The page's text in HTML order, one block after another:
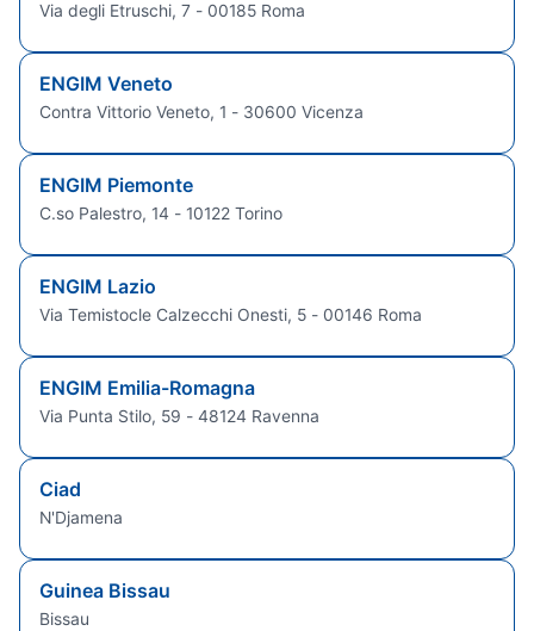
Via degli Etruschi, 7 - 00185 Roma
ENGIM Veneto
Contra Vittorio Veneto, 1 - 30600 Vicenza
ENGIM Piemonte
C.so Palestro, 14 - 10122 Torino
ENGIM Lazio
Via Temistocle Calzecchi Onesti, 5 - 00146 Roma
ENGIM Emilia-Romagna
Via Punta Stilo, 59 - 48124 Ravenna
Ciad
N'Djamena
Guinea Bissau
Bissau